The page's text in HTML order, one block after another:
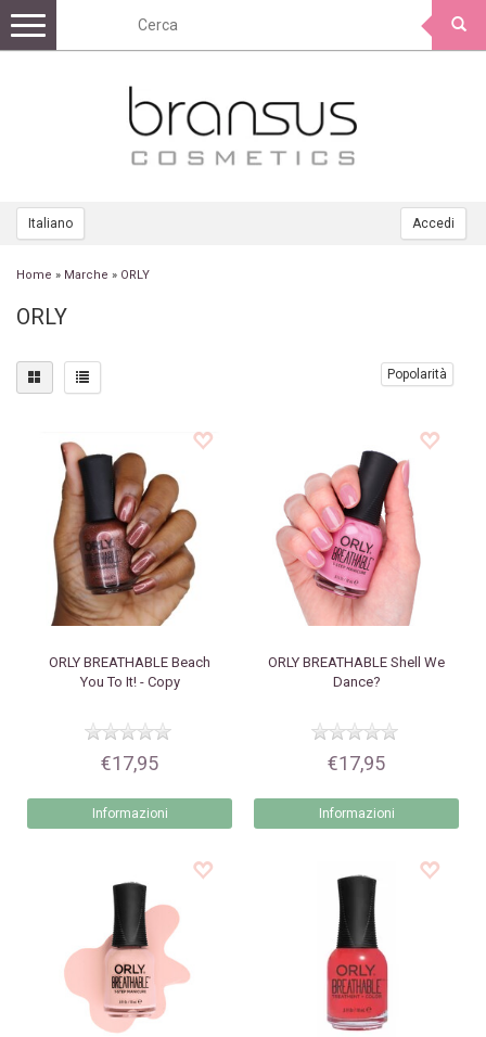
Italiano Accedi
Toggle
navigation
Home » Marche » ORLY
ORLY
Popolarità
ORLY BREATHABLE Beach
You To It! - Copy
€17,95
Informazioni
ORLY BREATHABLE Shell We
Dance?
€17,95
Informazioni